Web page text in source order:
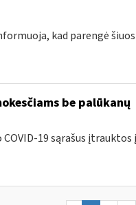
kad parengė
be palūkanų
19 sąrašus įtrauktos